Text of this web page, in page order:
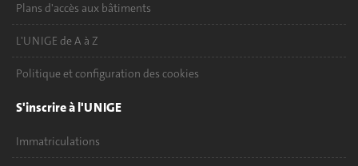
Plans d'accès aux bâtiments
L'UNIGE de A à Z
Politique et configuration des cookies
S'inscrire à l'UNIGE
Immatriculations